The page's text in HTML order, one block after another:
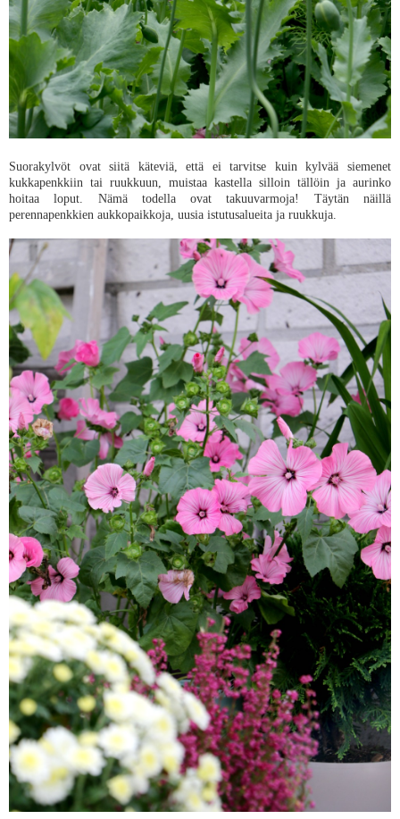
Suorakylvöt ovat siitä käteviä, että ei tarvitse kuin kylvää siemenet
kukkapenkkiin tai ruukkuun, muistaa kastella silloin tällöin ja aurinko
hoitaa loput. Nämä todella ovat takuuvarmoja! Täytän näillä
perennapenkkien aukkopaikkoja, uusia istutusalueita ja ruukkuja.